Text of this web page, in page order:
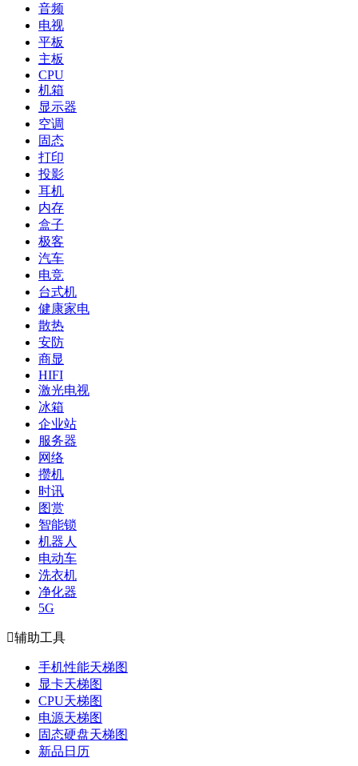
音频
电视
平板
主板
CPU
机箱
显示器
空调
固态
打印
投影
耳机
内存
盒子
极客
汽车
电竞
台式机
健康家电
散热
安防
商显
HIFI
激光电视
冰箱
企业站
服务器
网络
攒机
时讯
图赏
智能锁
机器人
电动车
洗衣机
净化器
5G
辅助工具
手机性能天梯图
显卡天梯图
CPU天梯图
电源天梯图
固态硬盘天梯图
新品日历